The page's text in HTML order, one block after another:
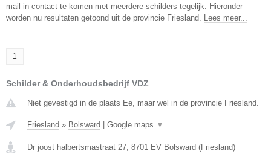
mail in contact te komen met meerdere schilders tegelijk. Hieronder
worden nu resultaten getoond uit de provincie Friesland. Lees meer...
1
Schilder & Onderhoudsbedrijf VDZ
Niet gevestigd in de plaats Ee, maar wel in de provincie Friesland.
Friesland » Bolsward Google maps ▼
Dr joost halbertsmastraat 27, 8701 EV Bolsward (Friesland)